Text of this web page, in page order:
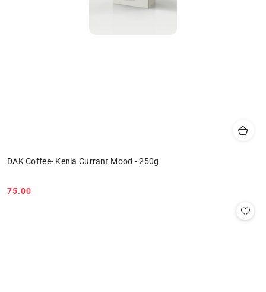
DAK Coffee- Kenia Currant Mood - 250g
Cena:
75.00